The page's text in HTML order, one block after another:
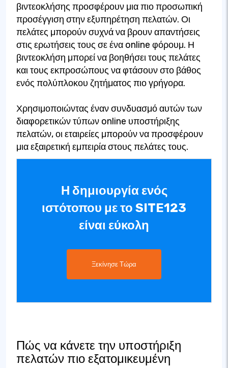
βιντεοκλήσης προσφέρουν μια πιο προσωπική
προσέγγιση στην εξυπηρέτηση πελατών. Οι
πελάτες μπορούν συχνά να βρουν απαντήσεις
στις ερωτήσεις τους σε ένα online φόρουμ. Η
βιντεοκλήση μπορεί να βοηθήσει τους πελάτες
και τους εκπροσώπους να φτάσουν στο βάθος
ενός πολύπλοκου ζητήματος πιο γρήγορα.
Χρησιμοποιώντας έναν συνδυασμό αυτών των
διαφορετικών τύπων online υποστήριξης
πελατών, οι εταιρείες μπορούν να προσφέρουν
μια εξαιρετική εμπειρία στους πελάτες τους.
Η δημιουργία ενός
ιστότοπου με το SITE123
είναι εύκολη
Ξεκίνησε Τώρα
Πώς να κάνετε την υποστήριξη
πελατών πιο εξατομικευμένη